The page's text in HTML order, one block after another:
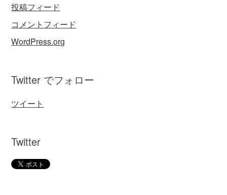
投稿フィード
コメントフィード
WordPress.org
Twitter でフォロー
ツイート
Twitter